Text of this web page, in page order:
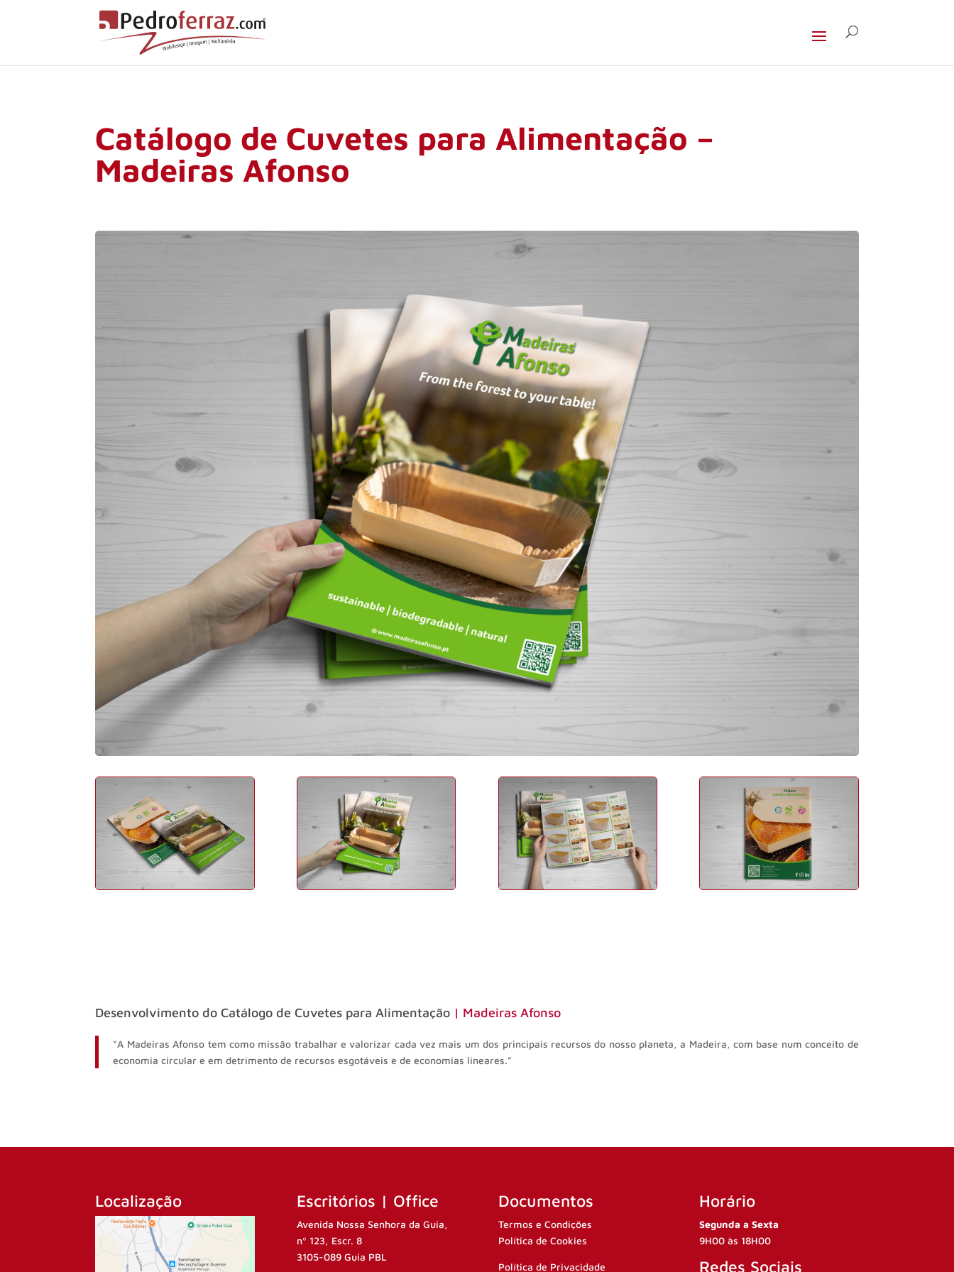
Catálogo de Cuvetes para Alimentação –
Madeiras Afonso​
Desenvolvimento do Catálogo de Cuvetes para Alimentação | Madeiras Afonso
“A Madeiras Afonso tem como missão trabalhar e valorizar cada vez mais um dos principais recursos do nosso planeta, a Madeira, com base num conceito de
economia circular e em detrimento de recursos esgotáveis e de economias lineares.”
Localização Escritórios | Office
Avenida Nossa Senhora da Guia,
nº 123, Escr. 8
3105-089 Guia PBL
Documentos
Termos e Condições
Política de Cookies
Política de Privacidade
Horário
Segunda a Sexta
9H00 às 18H00
Redes Sociais